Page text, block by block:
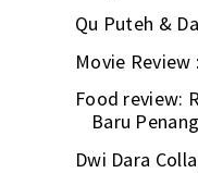
Qu Puteh &
Movie Review
Food review:
Baru Penang
Dwi Dara